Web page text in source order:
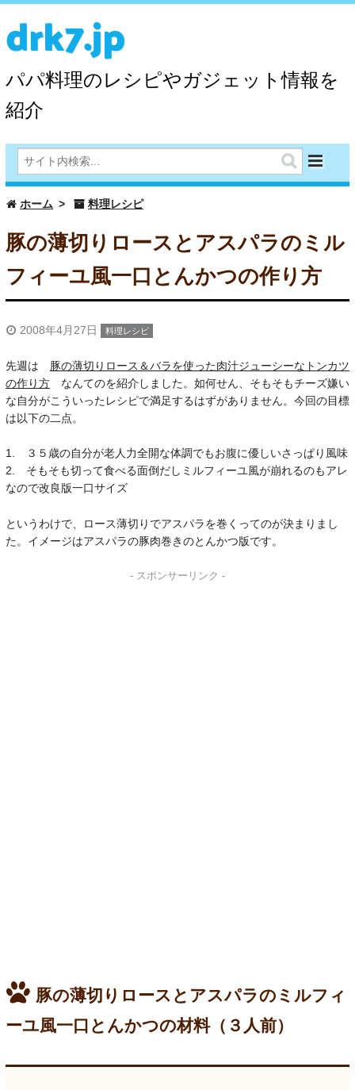
drk7.jp
パパ料理のレシピやガジェット情報を
紹介
ホーム 料理レシピ
豚の薄切りロースとアスパラのミル
フィーユ風一口とんかつの作り方
2008年4月27日 料理レシピ
先週は
豚の薄切りロース＆バラを使った肉汁ジューシーなトンカツ
の作り方 なんてのを紹介しました。如何せん、そもそもチーズ嫌い
な自分がこういったレシピで満足するはずがありません。今回の目標
は以下の二点。
1. ３５歳の自分が老人力全開な体調でもお腹に優しいさっぱり風味
2. そもそも切って食べる面倒だしミルフィーユ風が崩れるのもアレ
なので改良版一口サイズ
というわけで、ロース薄切りでアスパラを巻くってのが決まりまし
た。イメージはアスパラの豚肉巻きのとんかつ版です。
- スポンサーリンク -
豚の薄切りロースとアスパラのミルフィ
ーユ風一口とんかつの材料（３人前）